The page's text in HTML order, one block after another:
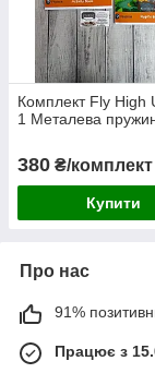
Комплект Fly High
1 Металева
380 ₴/комплект
Купити
Про нас
91%
Працює з